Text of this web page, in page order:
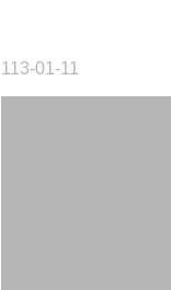
113-01-11